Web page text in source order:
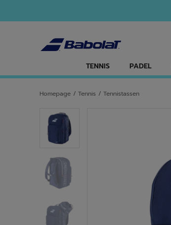
TENNIS PADEL
Homepage / Tennis / Tennistassen